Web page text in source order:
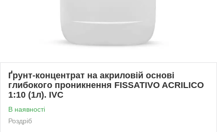
Ґрунт-концентрат на акриловій основі
глибокого проникнення FISSATIVO ACRILICO
1:10 (1л). IVC
В наявності
Роздріб